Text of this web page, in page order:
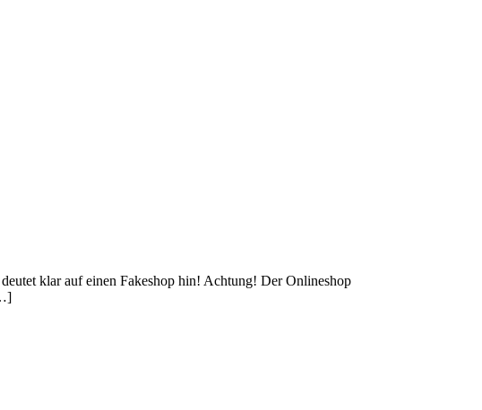
klar auf einen Fakeshop hin! Achtung! Der Onlineshop